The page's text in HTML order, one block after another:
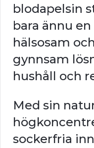
blodapelsin
bara ännu
hälsosam
gynnsam
hushåll och
Med sin
sockerfria